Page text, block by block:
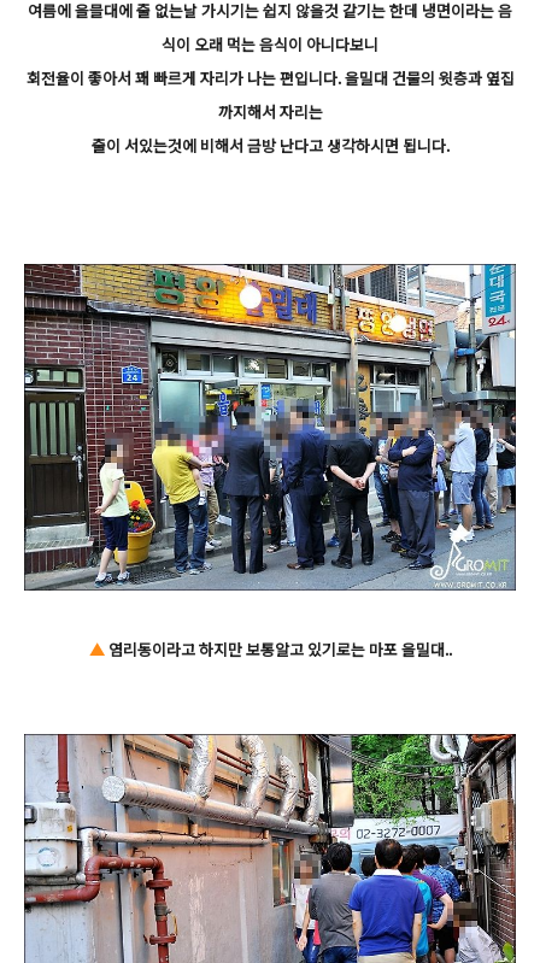
여름에 을믈대에 줄 없는날 가시기는 쉽지 않을것 같기는 한데 냉면이라는 음
식이 오래 먹는 음식이 아니다보니
회전율이 좋아서 꽤 빠르게 자리가 나는 편입니다. 을밀대 건물의 윗층과 옆집
까지해서 자리는
줄이 서있는것에 비해서 금방 난다고 생각하시면 됩니다.
▲ 염리동이라고 하지만 보통알고 있기로는 마포 을밀대..